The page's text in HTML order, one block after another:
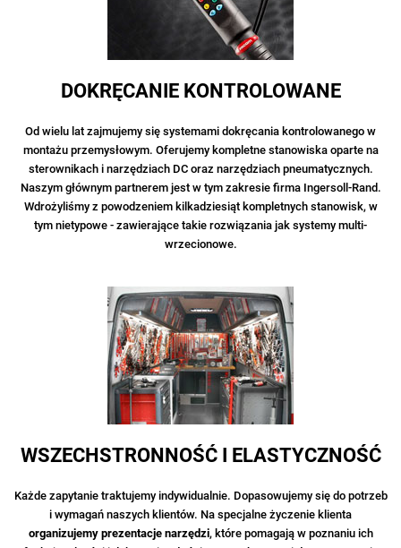
DOKRĘCANIE KONTROLOWANE
Od wielu lat zajmujemy się systemami dokręcania kontrolowanego w
montażu przemysłowym. Oferujemy kompletne stanowiska oparte na
sterownikach i narzędziach DC oraz narzędziach pneumatycznych.
Naszym głównym partnerem jest w tym zakresie firma Ingersoll-Rand.
Wdrożyliśmy z powodzeniem kilkadziesiąt kompletnych stanowisk, w
tym nietypowe - zawierające takie rozwiązania jak systemy multi-
wrzecionowe.
WSZECHSTRONNOŚĆ I ELASTYCZNOŚĆ
Każde zapytanie traktujemy indywidualnie. Dopasowujemy się do potrzeb
i wymagań naszych klientów. Na specjalne życzenie klienta
organizujemy prezentacje narzędzi, które pomagają w poznaniu ich